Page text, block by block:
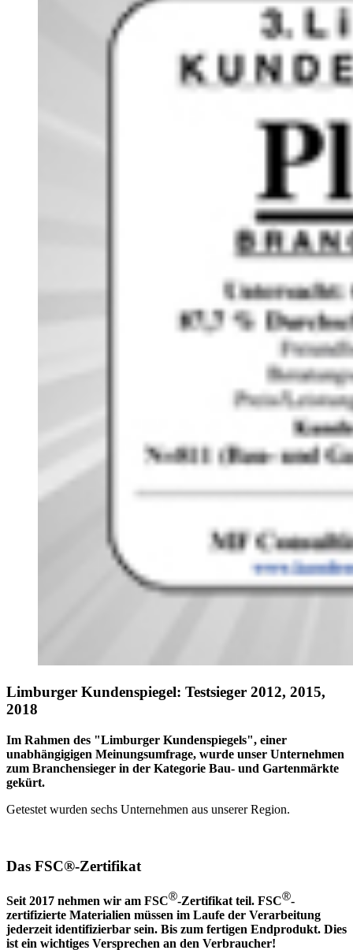
Limburger Kundenspiegel: Testsieger 2012, 2015,
2018
Im Rahmen des "Limburger Kundenspiegels", einer
unabhängigigen Meinungsumfrage, wurde unser Unternehmen
zum Branchensieger in der Kategorie Bau- und Gartenmärkte
gekürt.
Getestet wurden sechs Unternehmen aus unserer Region.
Das FSC®-Zertifikat
Seit 2017 nehmen wir am FSC®-Zertifikat teil. FSC®-
zertifizierte Materialien müssen im Laufe der Verarbeitung
jederzeit identifizierbar sein. Bis zum fertigen Endprodukt. Dies
ist ein wichtiges Versprechen an den Verbraucher!